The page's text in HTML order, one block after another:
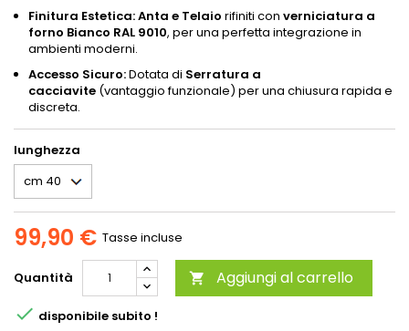
Finitura Estetica:Anta e Telaio rifiniti con verniciatura a
forno Bianco RAL 9010, per una perfetta integrazione in
ambienti moderni.
Accesso Sicuro:Dotata di Serratura a
cacciavite (vantaggio funzionale) per una chiusura rapida e
discreta.
lunghezza
99,90 € Tasse incluse
Quantità  Aggiungi al carrello
 disponibile subito !